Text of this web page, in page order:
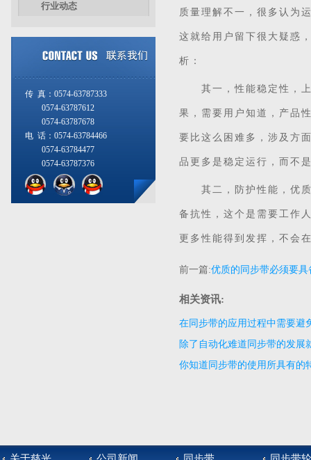
行业动态
传 真：0574-63787333
0574-63787612
0574-63787678
电 话：0574-63784466
0574-63784477
0574-63787376
质量理解不一，很多认为
这就给用户留下很大疑惑
析：
其一，性能稳定性，上
果，需要用户知道，产品
要比这么困难多，涉及方
品更多是稳定运行，而不
其二，防护性能，优质
备抗性，这个是需要工作
更多性能得到发挥，不会
前一篇:优质的同步带必须要具
相关资讯:
在同步带的应用过程中需要避
除了自动化难道同步带的发展
你知道同步带的使用所具有的